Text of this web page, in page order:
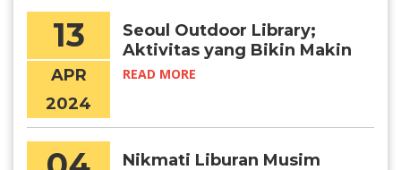
13
APR
2024
Seoul Outdoor Library;
Aktivitas yang Bikin Makin
Produktif di 2024
READ MORE
Nikmati Liburan Musim